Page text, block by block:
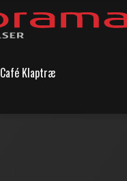
Café Klaptræ